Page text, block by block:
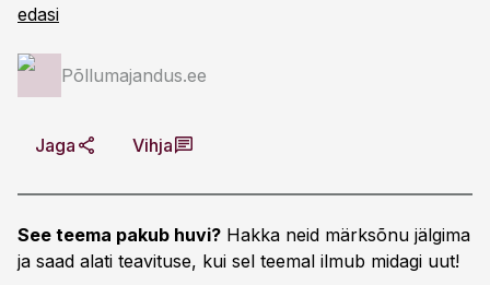
edasi
Põllumajandus.ee
Jaga Vihja
See teema pakub huvi? Hakka neid märksõnu jälgima
ja saad alati teavituse, kui sel teemal ilmub midagi uut!